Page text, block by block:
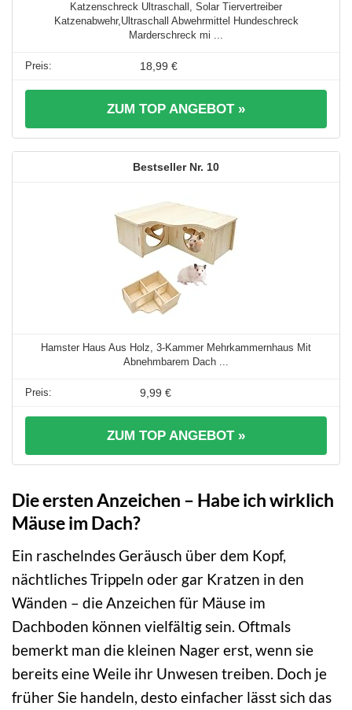
Katzenschreck Ultraschall, Solar Tiervertreiber
Katzenabwehr,Ultraschall Abwehrmittel Hundeschreck
Marderschreck mi ...
18,99 €
ZUM TOP ANGEBOT »
10
Hamster Haus Aus Holz, 3-Kammer Mehrkammernhaus Mit
Abnehmbarem Dach ...
9,99 €
ZUM TOP ANGEBOT »
Die ersten Anzeichen – Habe ich wirklich
Mäuse im Dach?
Ein raschelndes Geräusch über dem Kopf,
nächtliches Trippeln oder gar Kratzen in den
Wänden – die Anzeichen für Mäuse im
Dachboden können vielfältig sein. Oftmals
bemerkt man die kleinen Nager erst, wenn sie
bereits eine Weile ihr Unwesen treiben. Doch je
früher Sie handeln, desto einfacher lässt sich das